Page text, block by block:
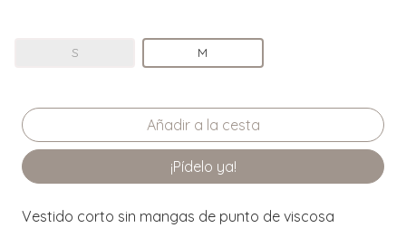
S M
¡Pídelo ya!
Vestido corto sin mangas de punto de viscosa